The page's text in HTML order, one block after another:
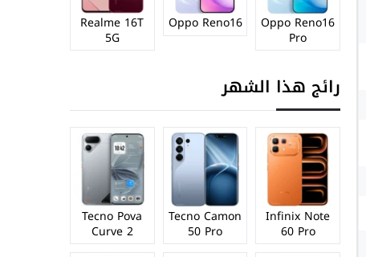
Oppo Reno16
Pro
Oppo Reno16
Realme 16T
5G
رائج هذا الشهر
Infinix Note
60 Pro
Tecno Camon
50 Pro
Tecno Pova
Curve 2